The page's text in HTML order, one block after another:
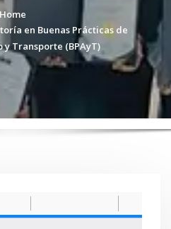
Home
en Buenas Prácticas de
Transporte (BPAyT)